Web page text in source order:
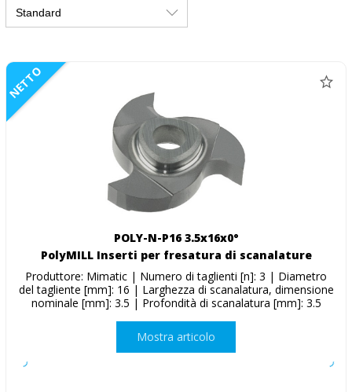
NETTO
POLY-N-P16 3.5x16x0°
PolyMILL Inserti per fresatura di scanalature
Produttore: Mimatic | Numero di taglienti [n]: 3 | Diametro
del tagliente [mm]: 16 | Larghezza di scanalatura, dimensione
nominale [mm]: 3.5 | Profondità di scanalatura [mm]: 3.5
Mostra articolo